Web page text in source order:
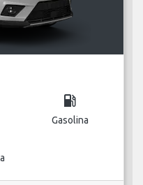
local_gas_station
Gasolina